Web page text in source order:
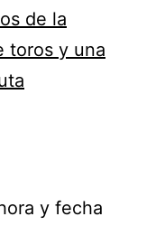
de la
toros y una
y fecha